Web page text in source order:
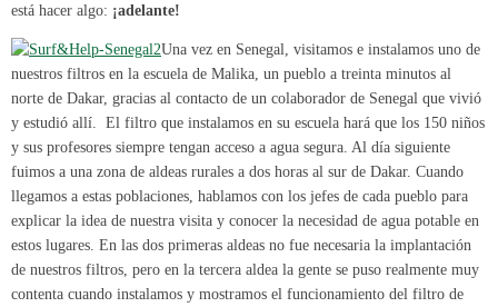
está hacer algo: ¡adelante!
Una vez en Senegal, visitamos e instalamos uno de
nuestros filtros en la escuela de Malika, un pueblo a treinta minutos al
norte de Dakar, gracias al contacto de un colaborador de Senegal que vivió
y estudió allí. El filtro que instalamos en su escuela hará que los 150 niños
y sus profesores siempre tengan acceso a agua segura. Al día siguiente
fuimos a una zona de aldeas rurales a dos horas al sur de Dakar. Cuando
llegamos a estas poblaciones, hablamos con los jefes de cada pueblo para
explicar la idea de nuestra visita y conocer la necesidad de agua potable en
estos lugares. En las dos primeras aldeas no fue necesaria la implantación
de nuestros filtros, pero en la tercera aldea la gente se puso realmente muy
contenta cuando instalamos y mostramos el funcionamiento del filtro de